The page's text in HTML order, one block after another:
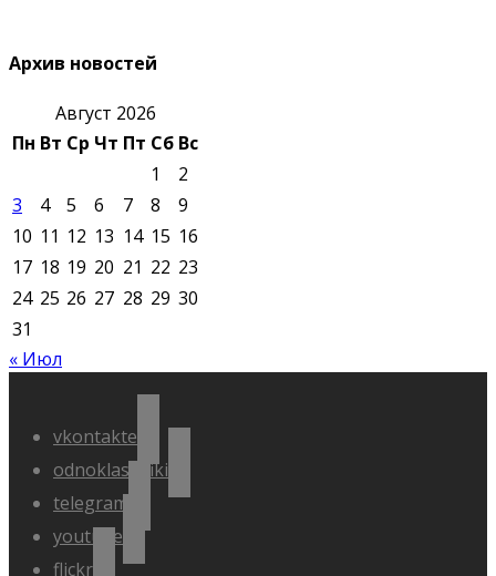
Архив новостей
Август 2026
Пн Вт Ср Чт Пт Сб Вс
1
2
3
4 5 6 7 8
9
10 11 12 13 14 15 16
17 18 19 20 21 22 23
24 25 26 27 28 29 30
31
« Июл
vkontakte
odnoklassniki
telegram
youtube
flickr